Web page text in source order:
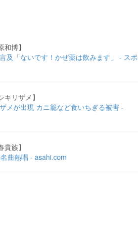
博】
及「ないです！かぜ薬は飲みます」 - スポ
リザメ】
メが出現 カニ籠など食いちぎる被害 -
族】
曲熱唱 - asahi.com